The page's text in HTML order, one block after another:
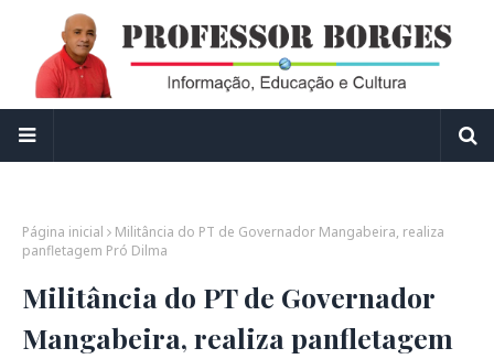
Página inicial
Militância do PT de Governador Mangabeira, realiza
panfletagem Pró Dilma
Militância do PT de Governador
Mangabeira, realiza panfletagem